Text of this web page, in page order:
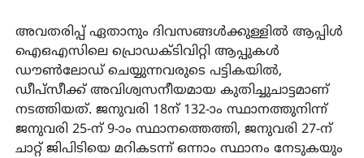
അവതരിപ്പ്‌ ഏതാനും ദിവസങ്ങൾക്കുള്ളിൽ ആപ്പിൾ
ഐഒഎസിലെ പ്രൊഡക്ടിവിറ്റി ആപ്പുകൾ
ഡൗൺലോഡ് ചെയ്യുന്നവരുടെ പട്ടികയിൽ,
ഡീപ്സീക്ക് അവിശ്വസനീയമായ കുതിച്ചുചാട്ടമാണ്‌
നടത്തിയത്‌. ജനുവരി 18ന് 132-ാം സ്ഥാനത്തുനിന്ന്
ജനുവരി 25-ന് 9-ാം സ്ഥാനത്തെത്തി, ജനുവരി 27-ന്
ചാറ്റ് ജിപിടിയെ മറികടന്ന് ഒന്നാം സ്ഥാനം നേടുകയും